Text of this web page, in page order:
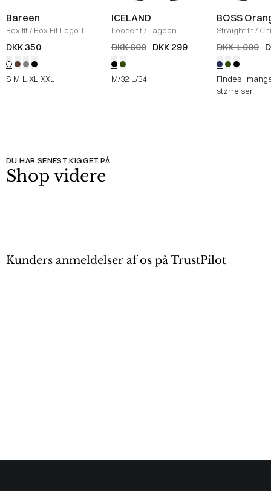
Bareen
Box fit/ Box Fit Logo T-
shirt /WHITE
DKK 350
S M L XL XXL
ICELAND
Loose fit/ Lagoon
Bukser / BLACK
DKK 600 DKK 299
M/32 L/34
BOSS
Straight fit/
Straight /NAVY
DKK 1.000
Findes i
størrelser
DU HAR SENEST KIGGET PÅ
Shop videre
Kunders anmeldelser af os på TrustPilot